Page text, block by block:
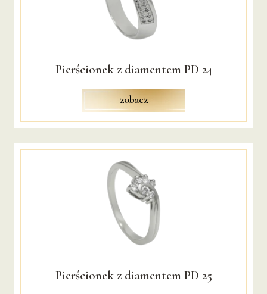
Pierścionek z diamentem PD 24
zobacz
Pierścionek z diamentem PD 25